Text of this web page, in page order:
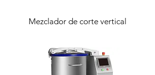
Mezclador de corte vertical